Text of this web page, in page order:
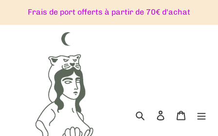
contenu
Frais de port offerts à partir de 70€ d'achat
RechercherSe connecter
Panier